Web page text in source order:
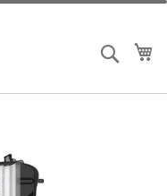
搜索